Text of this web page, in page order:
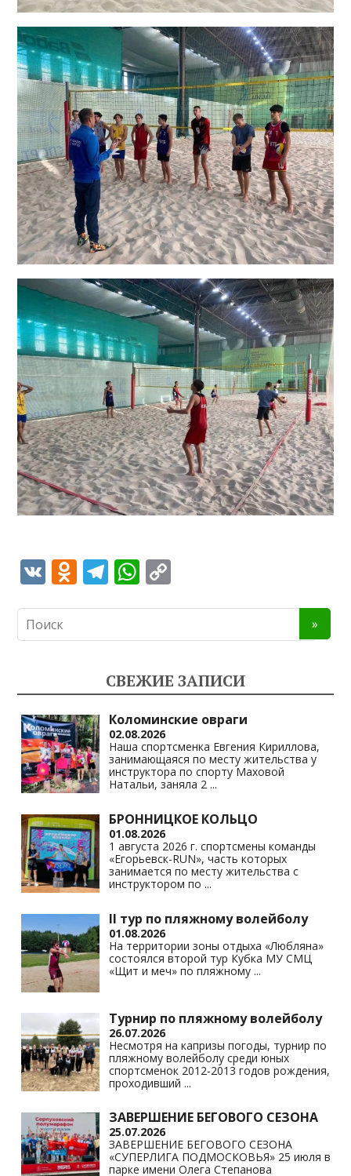
V O
o
as
s
ni
ki
T
gr
a
m
W
s
A
p
p
y
Li
n
k
СВЕЖИЕ ЗАПИСИ
Коломинские овраги
02.08.2026
Наша спортсменка Евгения Кириллова,
занимающаяся по месту жительства у
инструктора по спорту Маховой
Натальи, заняла 2 ...
БРОННИЦКОЕ КОЛЬЦО
01.08.2026
1 августа 2026 г. спортсмены команды
«Егорьевск-RUN», часть которых
занимается по месту жительства с
инструктором по ...
II тур по пляжному волейболу
01.08.2026
На территории зоны отдыха «Любляна»
состоялся второй тур Кубка МУ СМЦ
«Щит и меч» по пляжному ...
Турнир по пляжному волейболу
26.07.2026
Несмотря на капризы погоды, турнир по
пляжному волейболу среди юных
спортсменок 2012-2013 годов рождения,
проходивший ...
ЗАВЕРШЕНИЕ БЕГОВОГО СЕЗОНА
25.07.2026
ЗАВЕРШЕНИЕ БЕГОВОГО СЕЗОНА
«СУПЕРЛИГА ПОДМОСКОВЬЯ» 25 июля в
парке имени Олега Степанова